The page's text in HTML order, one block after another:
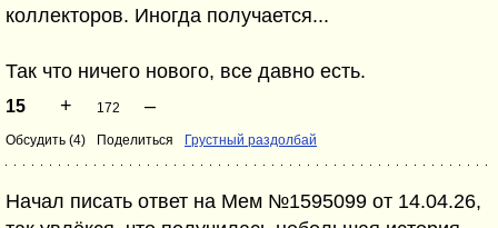
коллекторов. Иногда получается...
Так что ничего нового, все давно есть.
15 + 172 –
Обсудить (4) Поделиться Грустный раздолбай
Начал писать ответ на Мем №1595099 от 14.04.26,